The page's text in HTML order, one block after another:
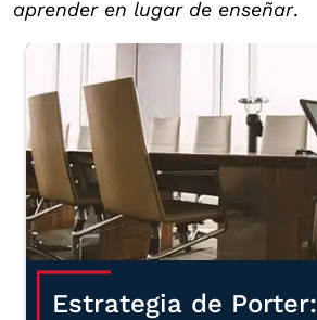
aprender en lugar de enseñar.
Estrategia de Porter: